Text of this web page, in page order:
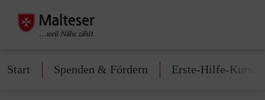
Start Spenden & Fördern Erste-Hilfe-Kurse